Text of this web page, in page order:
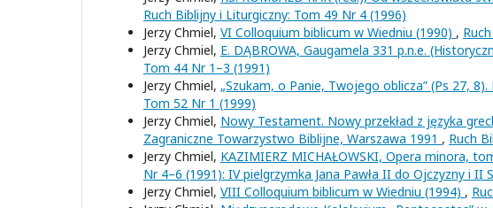
Ruch Biblijny i Liturgiczny: Tom 49 Nr 4 (1996)
Jerzy Chmiel, VI Colloquium biblicum w Wiedniu (1990) ,
Jerzy Chmiel, E. DĄBROWA, Gaugamela 331 p.n.e.
Tom 44 Nr 1–3 (1991)
Jerzy Chmiel, „Szukam, o Panie, Twojego oblicza” (Ps 27,
Tom 52 Nr 1 (1999)
Jerzy Chmiel, Nowy Testament. Nowy przekład z języka
Zagraniczne Towarzystwo Biblijne, Warszawa 1991 , Ruch
Jerzy Chmiel, KAZIMIERZ MICHAŁOWSKI, Opera minora,
Nr 4–6 (1991): IV pielgrzymka Jana Pawła II do Ojczyzny i II
Jerzy Chmiel, VIII Colloquium biblicum w Wiedniu (1994) ,